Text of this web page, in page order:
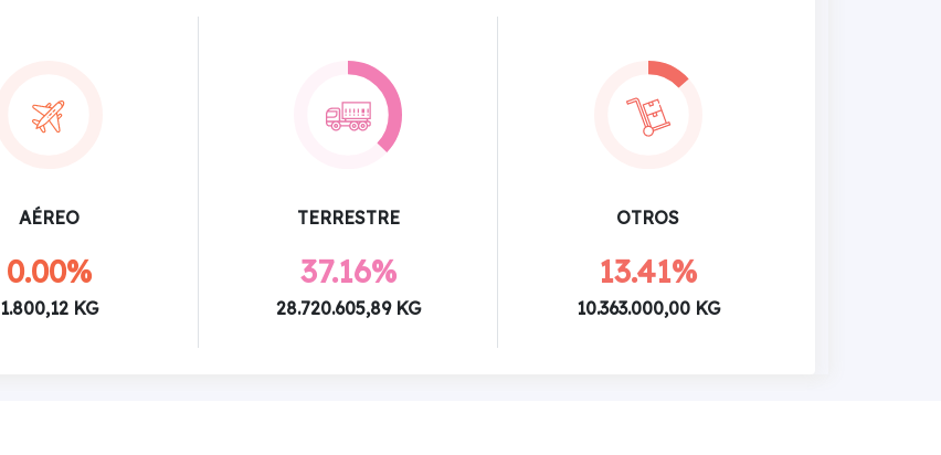
AÉREO
0.00%
1.800,12 KG
TERRESTRE
37.16%
28.720.605,89 KG
OTROS
13.41%
10.363.000,00 KG